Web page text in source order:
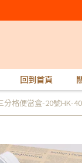
回到首頁
分格便當盒-20號HK-